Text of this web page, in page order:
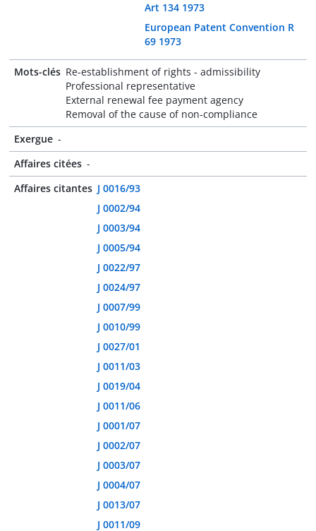
Art 134 1973
European Patent Convention R
69 1973
Mots-clés Re-establishment of rights - admissibility
Professional representative
External renewal fee payment agency
Removal of the cause of non-compliance
Exergue -
Affaires citées -
Affaires citantes J 0016/93
J 0002/94
J 0003/94
J 0005/94
J 0022/97
J 0024/97
J 0007/99
J 0010/99
J 0027/01
J 0011/03
J 0019/04
J 0011/06
J 0001/07
J 0002/07
J 0003/07
J 0004/07
J 0013/07
J 0011/09